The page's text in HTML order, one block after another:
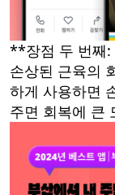
**장점 두 번째
손상된 근육의
하게 사용하면
주면 회복에 큰